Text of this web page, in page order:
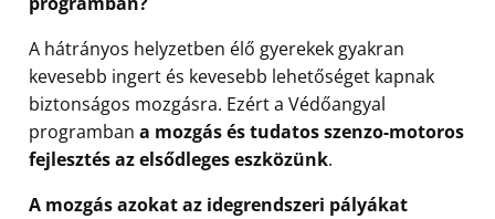
A hátrányos helyzetben élő gyerekek gyakran
kevesebb ingert és kevesebb lehetőséget kapnak
biztonságos mozgásra. Ezért a Védőangyal
programbana mozgás és tudatos szenzo-motoros
fejlesztés az elsődleges eszközünk.
A mozgás azokat az idegrendszeri pályákat